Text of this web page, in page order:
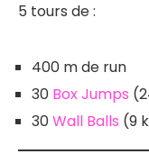
5 tours de :
400 m de run
30 Box Jumps
30Wall Balls (9